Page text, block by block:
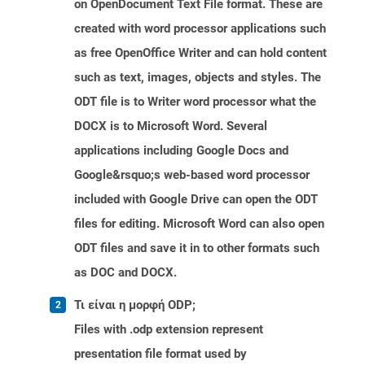
on OpenDocument Text File format. These are
created with word processor applications such
as free OpenOffice Writer and can hold content
such as text, images, objects and styles. The
ODT file is to Writer word processor what the
DOCX is to Microsoft Word. Several
applications including Google Docs and
Google&rsquo;s web-based word processor
included with Google Drive can open the ODT
files for editing. Microsoft Word can also open
ODT files and save it in to other formats such
as DOC and DOCX.
Τι είναι η μορφή ODP;
Files with .odp extension represent
presentation file format used by